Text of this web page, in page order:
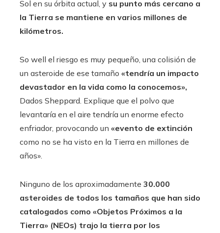
Sol en su órbita actual, y su punto más cercano a
la Tierra se mantiene en varios millones de
kilómetros.
So well el riesgo es muy pequeño, una colisión de
un asteroide de ese tamaño «tendría un impacto
devastador en la vida como la conocemos»,
Dados Sheppard. Explique que el polvo que
levantaría en el aire tendría un enorme efecto
enfriador, provocando un «evento de extinción
como no se ha visto en la Tierra en millones de
años».
Ninguno de los aproximadamente 30.000
asteroides de todos los tamaños que han sido
catalogados como «Objetos Próximos a la
Tierra» (NEOs) trajo la tierra por los